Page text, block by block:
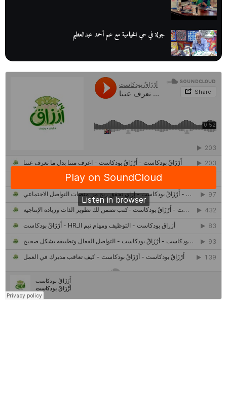
جولة في حي الخيامية مع عم أحمد عبدالعظيم
عم عوض| قصة كفاح بائع كتب تبدأ بالأُمية
أقدم مطحن بن في مصر| يكشف لنا أسرار صناعة البن
حصاد 2022 لمشروع "رواد 2030″
كل ما تريد معرفته عن مشروع "رواد 2030″
مركز جروان للثقافة والفنون | نموذج المركز القروي الريادي في الثقافة